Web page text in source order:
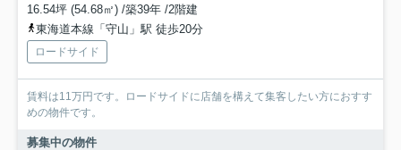
16.54坪 (54.68㎡) /築39年 /2階建
東海道本線「守山」駅 徒歩20分
ロードサイド
賃料は11万円です。ロードサイドに店舗を構えて集客したい方におすす
めの物件です。
募集中の物件